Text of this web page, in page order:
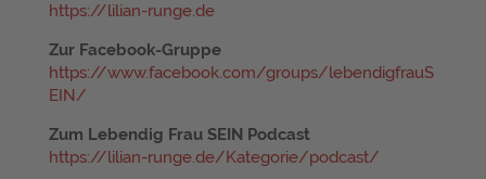
https://lilian-runge.de
Zur Facebook-Gruppe
https://www.facebook.com/groups/lebendigfrauS
EIN/
Zum Lebendig Frau SEIN Podcast
https://lilian-runge.de/Kategorie/podcast/